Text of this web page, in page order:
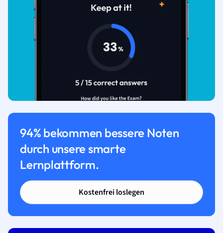
94% bekommen bessere Noten
durch unsere smarte
Lernplattform.
Kostenfrei loslegen